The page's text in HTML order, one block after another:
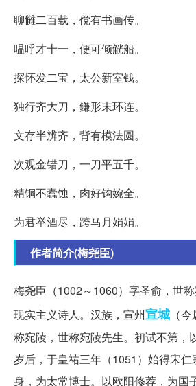
聊雠二百载，傥有书画传。
嗢呼才十一，便可倾觥船。
探怀发二宝，太公新室钱。
独行齐大刀，鎌形末环连。
文存半辨齐，背有模法圆。
次观金错刀，一刀平五千。
精铜不蠹蚀，肉好钩婉全。
为君举酒尽，跨马月娟娟。
作者简介(梅尧臣)
梅尧臣（1002～1060）字圣俞，世
现实主义诗人。汉族，宣州宣城 （
称宛陵，世称宛陵先生。初试不第，
岁后，于皇祐三年（1051）始得宋仁
身，为太常博士。以欧阳修荐，为国